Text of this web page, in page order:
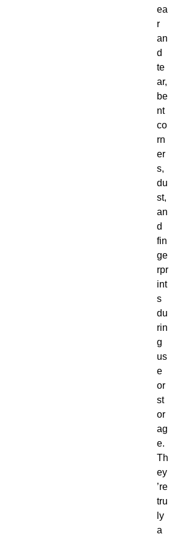
ea
r
an
d
te
ar,
be
nt
co
rn
er
s,
du
st,
an
d
fin
ge
rpr
int
s
du
rin
g
us
e
or
st
or
ag
e.
Th
ey
’re
tru
ly
a